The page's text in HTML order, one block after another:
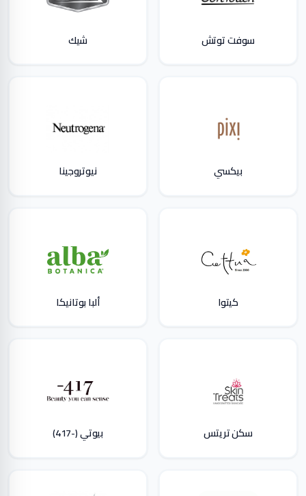
سوفت توتش شيك
بيكسي نيوتروجينا
كيتوا ألبا بوتانيكا
سكن تريتس بيوتي (-417)